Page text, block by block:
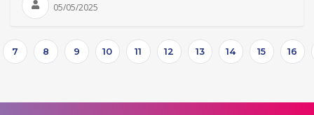
05/05/2025
7 8 9 10 11 12 13 14 15 16